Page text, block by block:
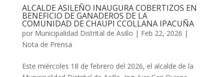
ALCALDE ASILEÑO INAUGURA COBERTIZOS EN
BENEFICIO DE GANADEROS DE LA
COMUNIDAD DE CHAUPI CCOLLANA IPACUÑA
por Municipalidad Distrital de Asillo | Feb 22, 2026 |
Nota de Prensa
Este miércoles 18 de febrero del 2026, el alcalde de la